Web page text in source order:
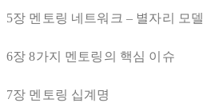
5장 멘토링 네트워크 – 별자리 모델
6장 8가지 멘토링의 핵심 이슈
7장 멘토링 십계명